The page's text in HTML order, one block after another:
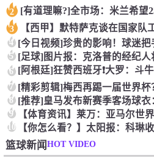
2 [有道理嘛?]全市场：米兰希望
3
4
5
6
7
8
9
10
篮球新闻HOT VIDEO